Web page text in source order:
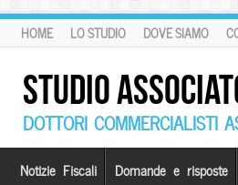
HOME LO STUDIO DOVE SIAMO
STUDIO
DOTTORI COMMERCIALISTI
Notizie Fiscali Domande e risposte